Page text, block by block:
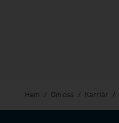
Hem / Om oss / Karriär /